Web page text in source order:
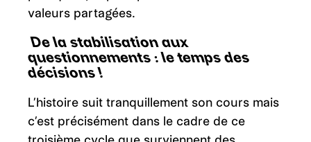
valeurs partagées.
De la stabilisation aux
questionnements : le temps des
décisions !
L’histoire suit tranquillement son cours mais
c’est précisément dans le cadre de ce